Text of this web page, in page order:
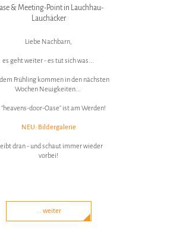
& Meeting-Point in Lauchhau-
Lauchäcker
Liebe Nachbarn,
es geht weiter - es tut sich was...
Frühling kommen in den nächsten
Wochen Neuigkeiten...
"heavens-door-Oase" ist am Werden!
NEU: Bildergalerie
dran - und schaut immer wieder
vorbei!
... weiter